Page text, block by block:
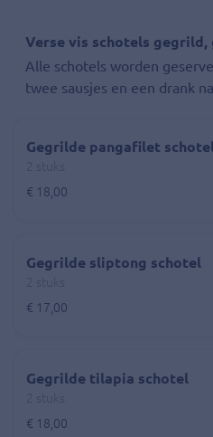
Verse vis schotels gegrild,
Alle schotels worden
twee sausjes en een drank
Gegrilde pangafilet
€ 18,00
Gegrilde sliptong schotel
€ 17,00
Gegrilde tilapia schotel
€ 18,00